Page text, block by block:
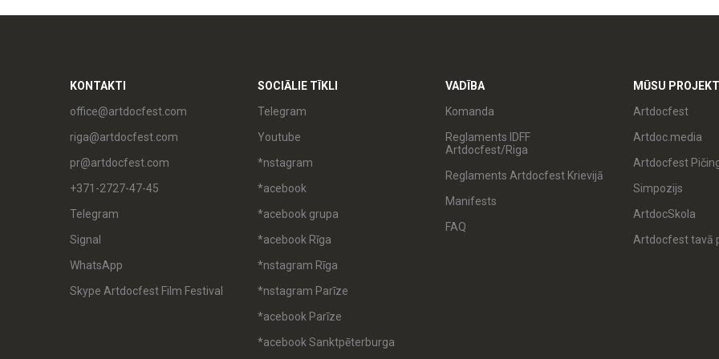
KONTAKTI
office@artdocfest.com
riga@artdocfest.com
pr@artdocfest.com
+371-2727-47-45
Telegram
Signal
WhatsApp
Skype Artdocfest Film Festival
SOCIĀLIE TĪKLI
Telegram
Youtube
*nstagram
*acebook
*acebook grupa
*acebook Rīga
*nstagram Rīga
*nstagram Parīze
*acebook Parīze
*acebook Sanktpēterburga
VADĪBA
Komanda
Reglaments IDFF
Artdocfest/Riga
Reglaments Artdocfest Krievijā
Manifests
FAQ
MŪSU PROJEKTI
Artdocfest
Artdoc.media
Artdocfest
Simpozijs
ArtdocSkola
Artdocfest tavā